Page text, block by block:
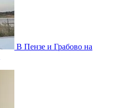
В Пензе и Грабово на